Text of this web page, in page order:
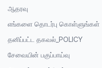
ஆதரவு
எங்களை தொடர்பு கொள்ளுங்கள்
தனிப்பட்ட தகவல்_POLICY
சேவையின் பகுப்பாய்வு